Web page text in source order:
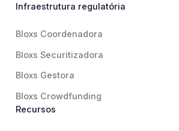
Infraestrutura regulatória
Bloxs Coordenadora
Bloxs Securitizadora
Bloxs Gestora
Bloxs Crowdfunding
Recursos